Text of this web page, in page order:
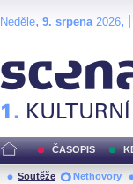
Neděle, 9. srpena2026, |
ČASOPIS
Soutěže Nethovory